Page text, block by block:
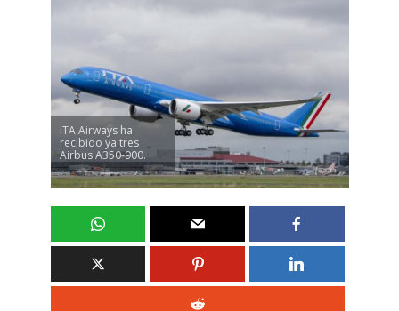
ITA Airways ha
recibido ya tres
Airbus A350-900.